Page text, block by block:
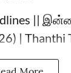
||
| Thanthi